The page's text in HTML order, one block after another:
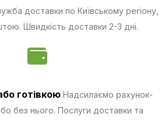
доставки по Київському регіону,
Швидкість доставки 2-3 дні.
готівкою Надсилаємо рахунок-
без нього. Послуги доставки та